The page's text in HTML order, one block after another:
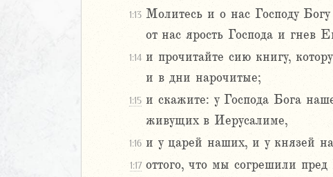
1:13 Молитесь и о нас Господу
от нас ярость Господа и гнев
1:14 и прочитайте сию книгу,
и в дни нарочитые;
1:15 и скажите: у Господа Бога
живущих в Иерусалиме,
1:16 и у царей наших, и у князей
1:17 оттого, что мы согрешили пред